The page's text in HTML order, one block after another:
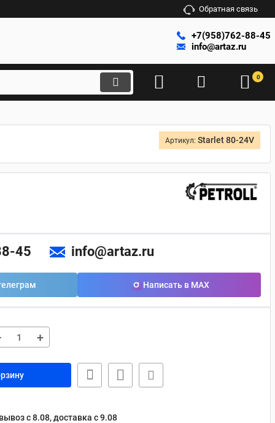
Обратная связь
+7(958)762-88-45
info@artaz.ru
0
Артикул: Starlet 80-24V
45 info@artaz.ru
Написать в MAX
+
с 8.08, доставка c 9.08